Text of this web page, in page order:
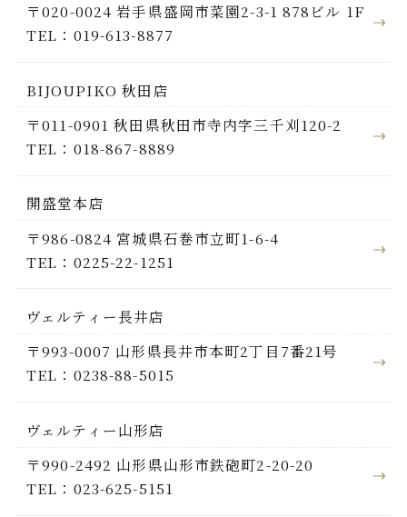
〒020-0024 岩手県盛岡市菜園2-3-1 878ビル 1F
TEL：019-613-8877
BIJOUPIKO 秋田店
〒011-0901 秋田県秋田市寺内字三千刈120-2
TEL：018-867-8889
開盛堂本店
〒986-0824 宮城県石巻市立町1-6-4
TEL：0225-22-1251
ヴェルティー長井店
〒993-0007 山形県長井市本町2丁目7番21号
TEL：0238-88-5015
ヴェルティー山形店
〒990-2492 山形県山形市鉄砲町2-20-20
TEL：023-625-5151